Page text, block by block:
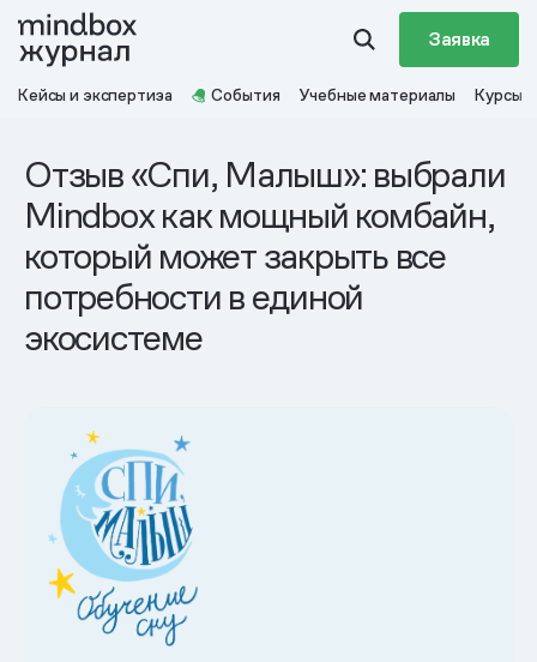
Заявка
Кейсы и экспертиза События Учебные материалы Курсы
Отзыв «Спи, Малыш»: выбрали
Mindbox как мощный комбайн,
который может закрыть все
потребности в единой
экосистеме